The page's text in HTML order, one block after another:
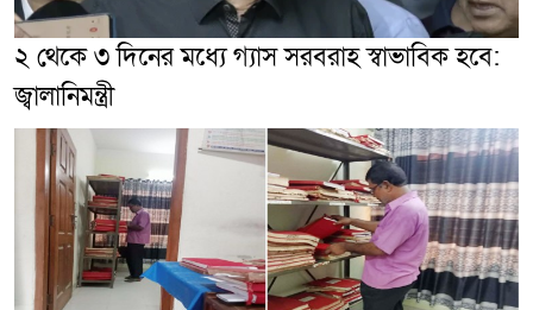
২ থেকে ৩ দিনের মধ্যে গ্যাস সরবরাহ স্বাভাবিক হবে:
জ্বালানিমন্ত্রী